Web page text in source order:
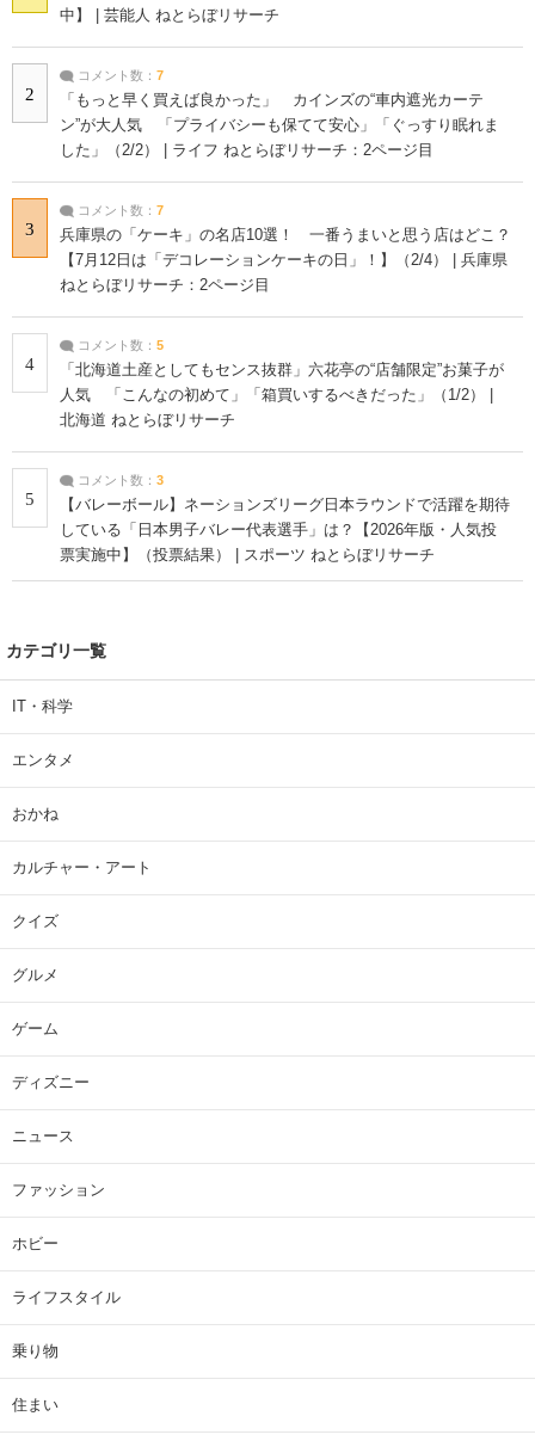
中】 | 芸能人 ねとらぼリサーチ
2
コメント数： 7
「もっと早く買えば良かった」 カインズの“車内遮光カーテ
ン”が大人気 「プライバシーも保てて安心」「ぐっすり眠れま
した」（2/2） | ライフ ねとらぼリサーチ：2ページ目
3
コメント数： 7
兵庫県の「ケーキ」の名店10選！ 一番うまいと思う店はどこ？
【7月12日は「デコレーションケーキの日」！】（2/4） | 兵庫県
ねとらぼリサーチ：2ページ目
4
コメント数： 5
「北海道土産としてもセンス抜群」六花亭の“店舗限定”お菓子が
人気 「こんなの初めて」「箱買いするべきだった」（1/2） |
北海道 ねとらぼリサーチ
5
コメント数： 3
【バレーボール】ネーションズリーグ日本ラウンドで活躍を期待
している「日本男子バレー代表選手」は？【2026年版・人気投
票実施中】（投票結果） | スポーツ ねとらぼリサーチ
カテゴリ一覧
IT・科学
エンタメ
おかね
カルチャー・アート
クイズ
グルメ
ゲーム
ディズニー
ニュース
ファッション
ホビー
ライフスタイル
乗り物
住まい